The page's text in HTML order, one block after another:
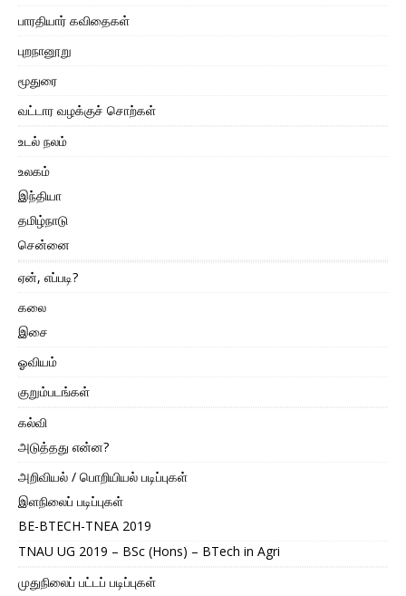
பாரதியார் கவிதைகள்
புறநானூறு
மூதுரை
வட்டார வழக்குச் சொற்கள்
உடல் நலம்
உலகம்
இந்தியா
தமிழ்நாடு
சென்னை
ஏன், எப்படி?
கலை
இசை
ஓவியம்
குறும்படங்கள்
கல்வி
அடுத்தது என்ன?
அறிவியல் / பொறியியல் படிப்புகள்
இளநிலைப் படிப்புகள்
BE-BTECH-TNEA 2019
TNAU UG 2019 – BSc (Hons) – BTech in Agri
முதுநிலைப் பட்டப் படிப்புகள்